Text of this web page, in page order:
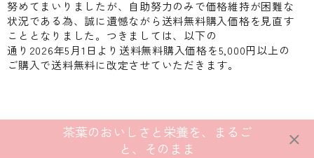
努めて​まいりましたが、​自助努力のみで​価格維持が​困難な​
状況である​為、​誠に​遺憾ながら​送料無料購入価格を​見直す​
こととなりました。​つきましては、​以下の​
通り2026年5月1日より​送料無料購入価格を​5,000円以上の​
ご購入で​送料無料に​改定させていただきます。
茶葉のおいしさと栄養を、まるご
と、そのまま